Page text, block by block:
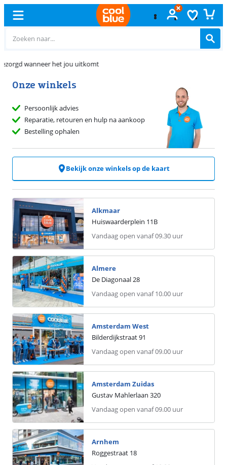
Onze winkels
Persoonlijk advies
Reparatie, retouren en hulp na aankoop
Bestelling ophalen
Bekijk onze winkels op de kaart
Alkmaar
Huiswaarderplein 11B
Vandaag open vanaf 09.30 uur
Almere
De Diagonaal28
Vandaag open vanaf 10.00 uur
Amsterdam West
Bilderdijkstraat91
Vandaag open vanaf 09.00 uur
Amsterdam Zuidas
Gustav Mahlerlaan 320
Vandaag open vanaf 09.00 uur
Arnhem
Roggestraat 18